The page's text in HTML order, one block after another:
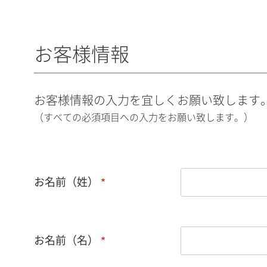
お客様情報
お客様情報の入力を宜しくお願い致します
（すべての必須項目への入力をお願い致します。）
お名前（姓）
お名前（名）